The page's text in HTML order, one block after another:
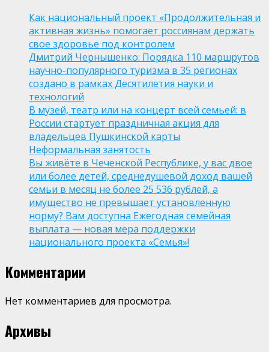
Как национальный проект «Продолжительная и
активная жизнь» помогает россиянам держать
свое здоровье под контролем
Дмитрий Чернышенко: Порядка 110 маршрутов
научно-популярного туризма в 35 регионах
создано в рамках Десятилетия науки и
технологий
В музей, театр или на концерт всей семьей: в
России стартует праздничная акция для
владельцев Пушкинской карты
Неформальная занятость
Вы живёте в Чеченской Республике, у вас двое
или более детей, среднедушевой доход вашей
семьи в месяц не более 25 536 рублей, а
имущество не превышает установленную
норму? Вам доступна Ежегодная семейная
выплата — новая мера поддержки
национального проекта «Семья»!
Комментарии
Нет комментариев для просмотра.
Архивы